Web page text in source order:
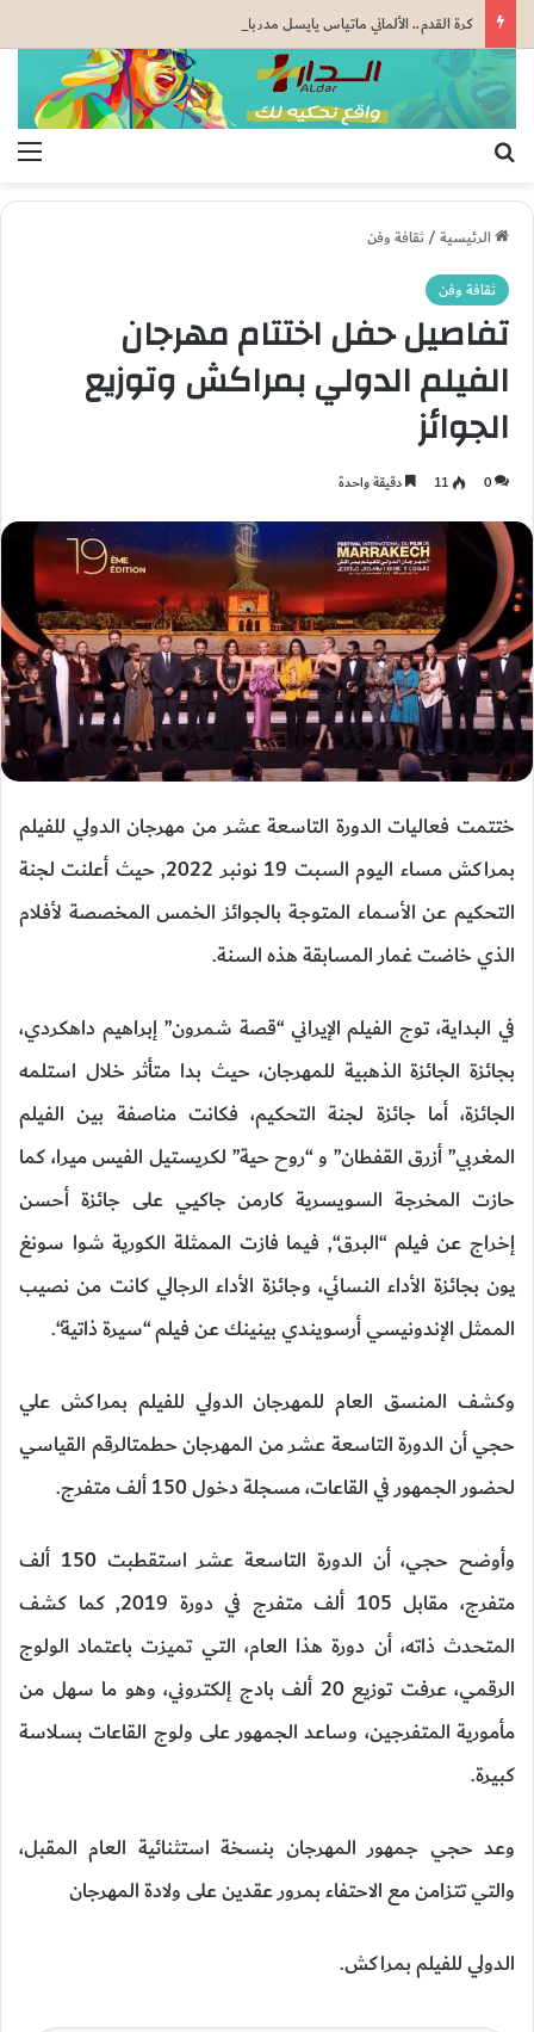
الرئيسية/ثقافة وفن
ثقافة وفن
تفاصيل حفل اختتام مهرجان
الفيلم الدولي بمراكش وتوزيع
الجوائز
0
11 دقيقة واحدة
ختتمت فعاليات الدورة التاسعة عشر من مهرجان الدولي للفيلم
بمراكش مساء اليوم السبت 19 نونبر 2022, حيث أعلنت لجنة
التحكيم عن الأسماء المتوجة بالجوائز الخمس المخصصة لأفلام
الذي خاضت غمار المسابقة هذه السنة.
في البداية،توج الفيلمالإيراني “قصة شمرون” إبراهيم داهكردي،
بجائزة الجائزة الذهبية للمهرجان،حيث بدا متأثرخلال استلمه
الجائزة، أما جائزة لجنة التحكيم، فكانت مناصفة بين الفيلم
المغربي” أزرق القفطان” و “روح حية” لكريستيل الفيسميرا،كما
حازت المخرجة السويسريةكارمن جاكيي على جائزة أحسن
إخراج عن فيلم “البرق“, فيما فازت الممثلة الكورية شوا سونغ
يون بجائزة الأداء النسائي، وجائزة الأداء الرجاليكانت من نصيب
الممثل الإندونيسي أرسويندي بينينك عن فيلم “سيرة ذاتية“.
وكشفالمنسق العام للمهرجان الدولي للفيلم بمراكش علي
حجي أن الدورةالتاسعة عشر من المهرجان حطمتالرقم القياسي
لحضور الجمهور فيالقاعات، مسجلة دخول 150 ألف متفرج .
وأوضح حجي، أن الدورة التاسعة عشر
استقطبت 150 ألف
متفرج، مقابل 105 ألف
متفرج في دورة 2019 ,كما كشف
المتحدث ذاته، أن دورة هذا العام، التي تميزت باعتماد الولوج
الرقمي، عرفت توزيع 20 ألف
بادج إلكتروني، وهو ما سهل من
مأمورية المتفرجين، وساعد الجمهور على ولوج القاعات بسلاسة
كبيرة.
وعد حجي جمهور المهرجان بنسخة استثنائية العام المقبل،
والتي تتزامن معالاحتفاء بمرور عقدين على ولادة المهرجان
الدولي للفيلم بمراكش.